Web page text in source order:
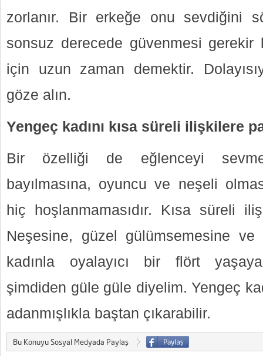
zorlanır. Bir erkeğe onu sevdiğini
sonsuz derecede güvenmesi gerekir
için uzun zaman demektir.
göze alın.
Yengeç kadını kısa süreli ilişkilere
Bir özelliği de eğlenceyi
bayılmasına, oyuncu ve neşeli
hiç hoşlanmamasıdır. Kısa süreli
Neşesine, güzel gülümsemesine ve
kadınla oyalayıcı bir flört
şimdiden güle güle diyelim. Yengeç
adanmışlıkla baştan çıkarabilir.
Bu Konuyu Sosyal Medyada Paylaş